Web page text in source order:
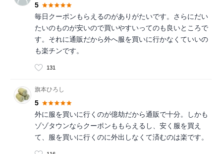
5
毎日クーポンもらえるのがありがたいです。さらにだい
たいのものが安いので買いやすいってのも良いところで
す。それに通販だから外へ服を買いに行かなくていいの
も楽チンです。
131
旗本ひろし
5
外に服を買いに行くのが億劫だから通販で十分。しかも
ゾゾタウンならクーポンももらえるし、安く服を買え
て、服を買いに行くのに外出しなくて済むのは楽です。